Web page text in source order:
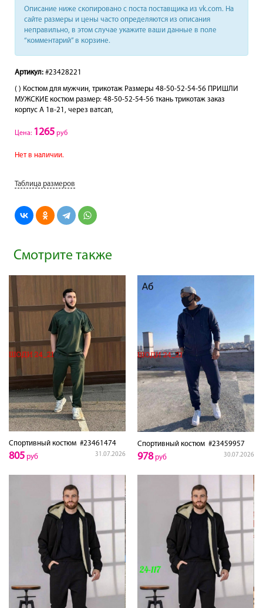
Описание ниже скопировано с поста поставщика из vk.com. На
сайте размеры и цены часто определяются из описания
неправильно, в этом случае укажите ваши данные в поле
“комментарий” в корзине.
Артикул: #23428221
( ) Костюм для мужчин, трикотаж Размеры 48-50-52-54-56 ПРИШЛИ
МУЖСКИЕ костюм размер: 48-50-52-54-56 ткань трикотаж заказ
корпус А 1в-21, через ватсап,
Цена: 1265 руб
Нет в наличии.
Таблица размеров
Смотрите также
Спортивный костюм #23461474
31.07.2026
805 руб
Спортивный костюм #23459957
30.07.2026
978руб